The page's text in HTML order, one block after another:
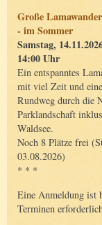
Große
- im Sommer
Samstag,
14:00 Uhr
Ein entspanntes
mit viel Zeit und
Rundweg durch die
Parklandschaft
Waldsee.
Noch 8 Plätze frei
03.08.2026)
* * *
Eine Anmeldung ist
Terminen